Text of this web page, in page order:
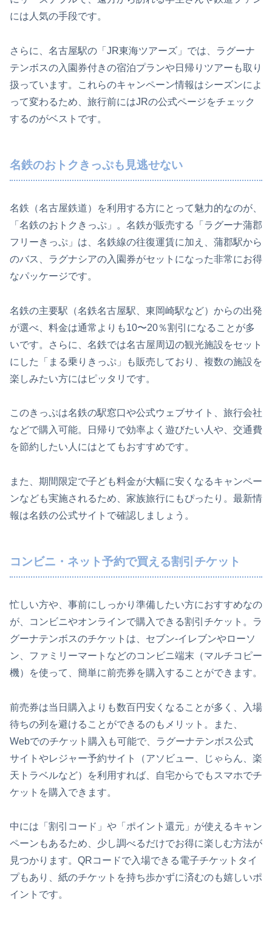
には人気の手段です。
さらに、名古屋駅の「JR東海ツアーズ」では、ラグーナ
テンボスの入園券付きの宿泊プランや日帰りツアーも取り
扱っています。これらのキャンペーン情報はシーズンによ
って変わるため、旅行前にはJRの公式ページをチェック
するのがベストです。
名鉄のおトクきっぷも見逃せない
名鉄（名古屋鉄道）を利用する方にとって魅力的なのが、
「名鉄のおトクきっぷ」。名鉄が販売する「ラグーナ蒲郡
フリーきっぷ」は、名鉄線の往復運賃に加え、蒲郡駅から
のバス、ラグナシアの入園券がセットになった非常にお得
なパッケージです。
名鉄の主要駅（名鉄名古屋駅、東岡崎駅など）からの出発
が選べ、料金は通常よりも10〜20％割引になることが多
いです。さらに、名鉄では名古屋周辺の観光施設をセット
にした「まる乗りきっぷ」も販売しており、複数の施設を
楽しみたい方にはピッタリです。
このきっぷは名鉄の駅窓口や公式ウェブサイト、旅行会社
などで購入可能。日帰りで効率よく遊びたい人や、交通費
を節約したい人にはとてもおすすめです。
また、期間限定で子ども料金が大幅に安くなるキャンペー
ンなども実施されるため、家族旅行にもぴったり。最新情
報は名鉄の公式サイトで確認しましょう。
コンビニ・ネット予約で買える割引チケット
忙しい方や、事前にしっかり準備したい方におすすめなの
が、コンビニやオンラインで購入できる割引チケット。ラ
グーナテンボスのチケットは、セブン-イレブンやローソ
ン、ファミリーマートなどのコンビニ端末（マルチコピー
機）を使って、簡単に前売券を購入することができます。
前売券は当日購入よりも数百円安くなることが多く、入場
待ちの列を避けることができるのもメリット。また、
Webでのチケット購入も可能で、ラグーナテンボス公式
サイトやレジャー予約サイト（アソビュー、じゃらん、楽
天トラベルなど）を利用すれば、自宅からでもスマホでチ
ケットを購入できます。
中には「割引コード」や「ポイント還元」が使えるキャン
ペーンもあるため、少し調べるだけでお得に楽しむ方法が
見つかります。QRコードで入場できる電子チケットタイ
プもあり、紙のチケットを持ち歩かずに済むのも嬉しいポ
イントです。